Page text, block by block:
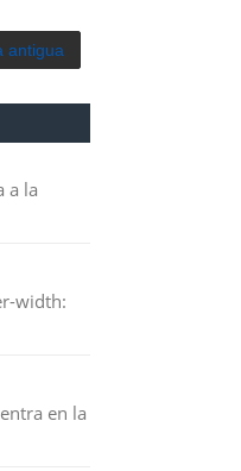
antigua
a la
width:
en la